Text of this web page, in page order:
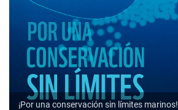
¡Por una conservación sin límites marinos!